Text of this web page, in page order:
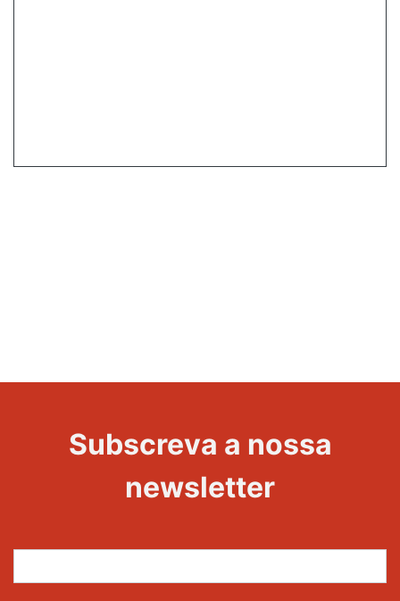
Subscreva a nossa
newsletter